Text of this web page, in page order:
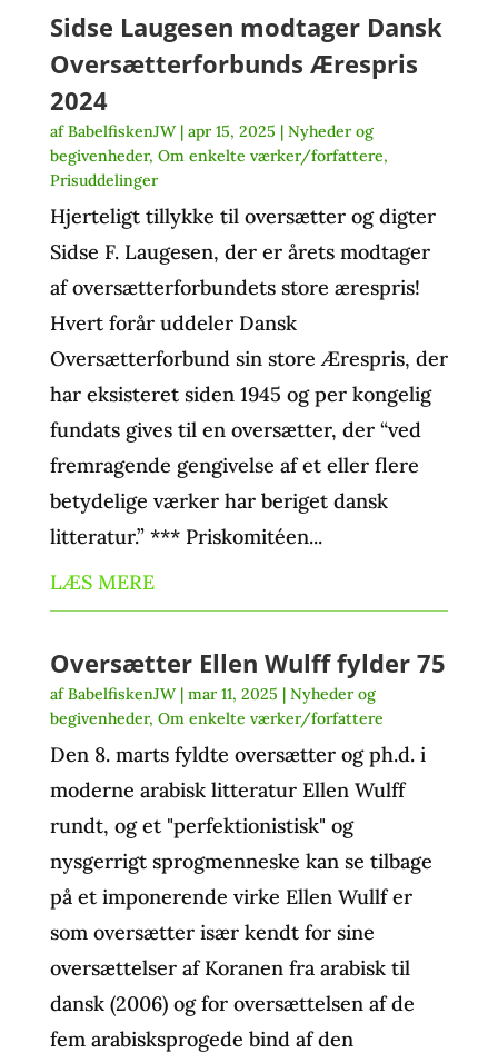
Sidse Laugesen modtager Dansk
Oversætterforbunds Ærespris
2024
afBabelfiskenJW| apr 15, 2025 | Nyheder og
begivenheder, Om enkelte værker/forfattere,
Prisuddelinger
Hjerteligt tillykke til oversætter og digter
Sidse F. Laugesen, der er årets modtager
af oversætterforbundets store ærespris!
Hvert forår uddeler Dansk
Oversætterforbund sin store Ærespris, der
har eksisteret siden 1945 og per kongelig
fundats gives til en oversætter, der “ved
fremragende gengivelse af et eller flere
betydelige værker har beriget dansk
litteratur.” *** Priskomitéen...
LÆS MERE
Oversætter Ellen Wulff fylder 75
afBabelfiskenJW| mar 11, 2025 | Nyheder og
begivenheder, Om enkelte værker/forfattere
Den 8. marts fyldte oversætter og ph.d. i
moderne arabisk litteratur Ellen Wulff
rundt, og et "perfektionistisk" og
nysgerrigt sprogmenneske kan se tilbage
på et imponerende virke Ellen Wullf er
som oversætter især kendt for sine
oversættelser af Koranen fra arabisk til
dansk (2006) og for oversættelsen af de
fem arabisksprogede bind af den